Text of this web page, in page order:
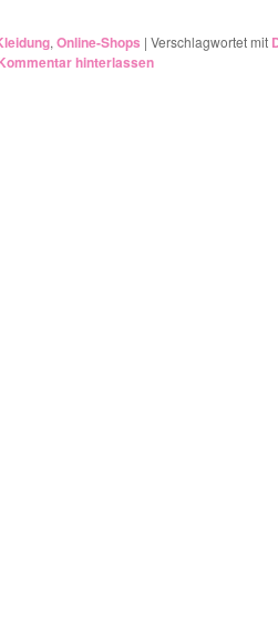
, Online-Shops | Verschlagwortet mit
hinterlassen